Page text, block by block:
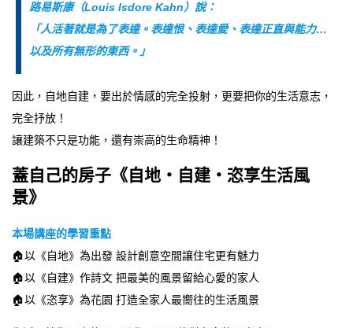
路易斯康（Louis Isdore Kahn）說：
「人活著就是為了表達。表達恨、表達愛、表達正直與能力…
以及所有無形的東西。」
因此，自地自建，要出於情感的完全投射，更要把你的生活意志，
完全抒放！
讓建築不只是功能，還有崇高的生命精神！
蓋自己的房子《自地‧自建‧恣享生活風
景》
本場講座的學習重點
🏠以《自地》為出發 設計創意空間讓住宅更有魅力
🏠以《自建》作詩文 把最美的風景留給心愛的家人
🏠以《恣享》為花園 打造全家人最嚮往的生活風景